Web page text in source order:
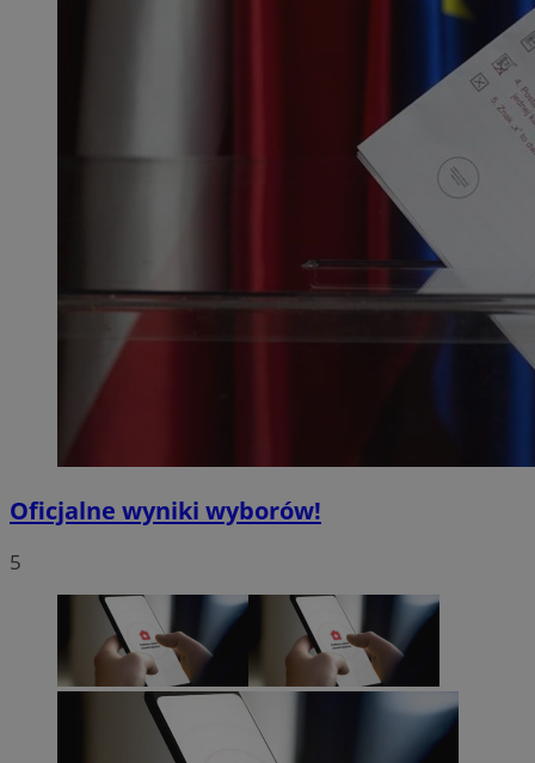
Oficjalne wyniki wyborów!
5